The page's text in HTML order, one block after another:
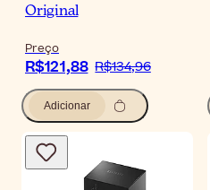
Original
Preço
R$121,88 R$134,96
Adicionar